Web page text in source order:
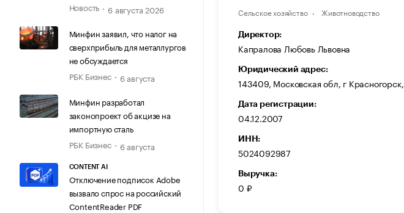
Новость
6 августа 2026
Минфин заявил, что налог на
сверхприбыль для металлургов
не обсуждается
РБК Бизнес
6 августа
Минфин разработал
законопроект об акцизе на
импортную сталь
РБК Бизнес
6 августа
CONTENT AI
Отключение подписок Adobe
вызвало спрос на российский
ContentReader PDF
Сельское хозяйство Животноводство
Директор:
Капралова Любовь Львовна
Юридический адрес:
143409, Московская обл, г
Дата регистрации:
04.12.2007
ИНН:
5024092987
Выручка:
0 ₽